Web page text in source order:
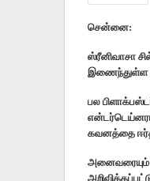
சென்னை:
ஸ்ரீனிவாசா
இணைந்துள்ள
பல
கவனத்தை
அனைவரையும்